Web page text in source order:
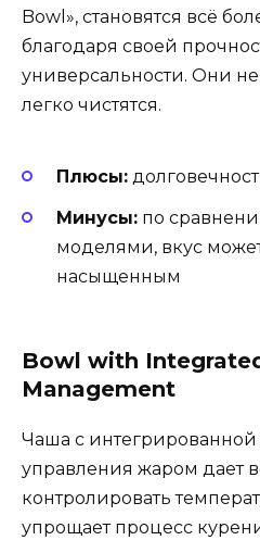
Bowl», становятся всё
благодаря своей
универсальности. Они
легко чистятся.
Плюсы:
Минусы: по
моделями, вкус
насыщенным
Bowl with
Management
Чаша с интегрированной
управления жаром дает
контролировать
упрощает процесс